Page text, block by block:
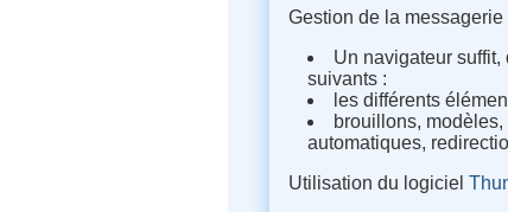
Gestion de la
Un navigateur
suivants :
les différents
brouillons,
automatiques,
Utilisation du logiciel